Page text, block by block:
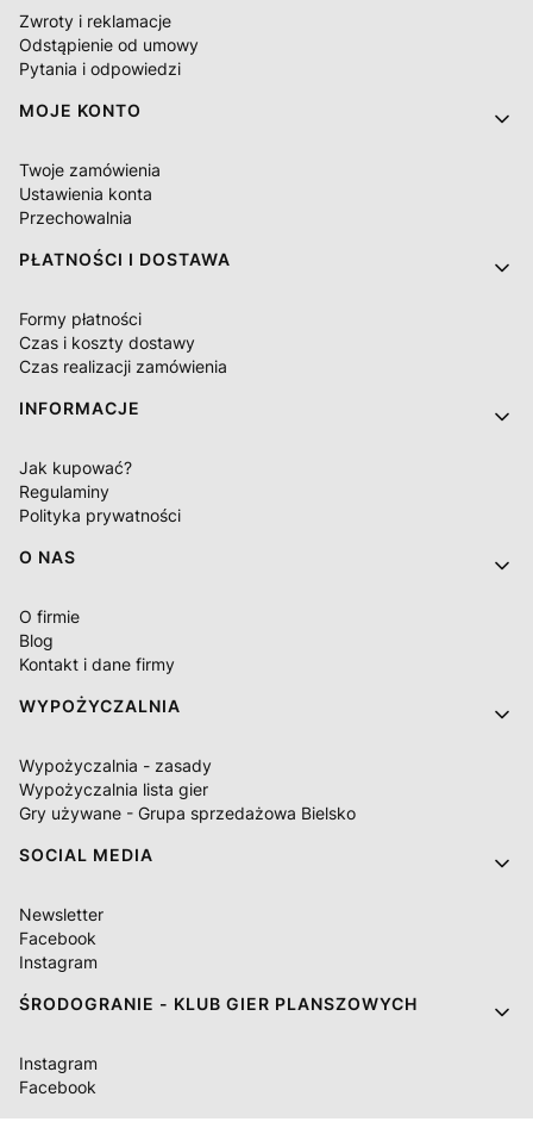
Zwroty i reklamacje
Odstąpienie od umowy
Pytania i odpowiedzi
MOJE KONTO
Twoje zamówienia
Ustawienia konta
Przechowalnia
PŁATNOŚCI I DOSTAWA
Formy płatności
Czas i koszty dostawy
Czas realizacji zamówienia
INFORMACJE
Jak kupować?
Regulaminy
Polityka prywatności
O NAS
O firmie
Blog
Kontakt i dane firmy
WYPOŻYCZALNIA
Wypożyczalnia - zasady
Wypożyczalnia lista gier
Gry używane - Grupa sprzedażowa Bielsko
SOCIAL MEDIA
Newsletter
Facebook
Instagram
ŚRODOGRANIE - KLUB GIER PLANSZOWYCH
Instagram
Facebook